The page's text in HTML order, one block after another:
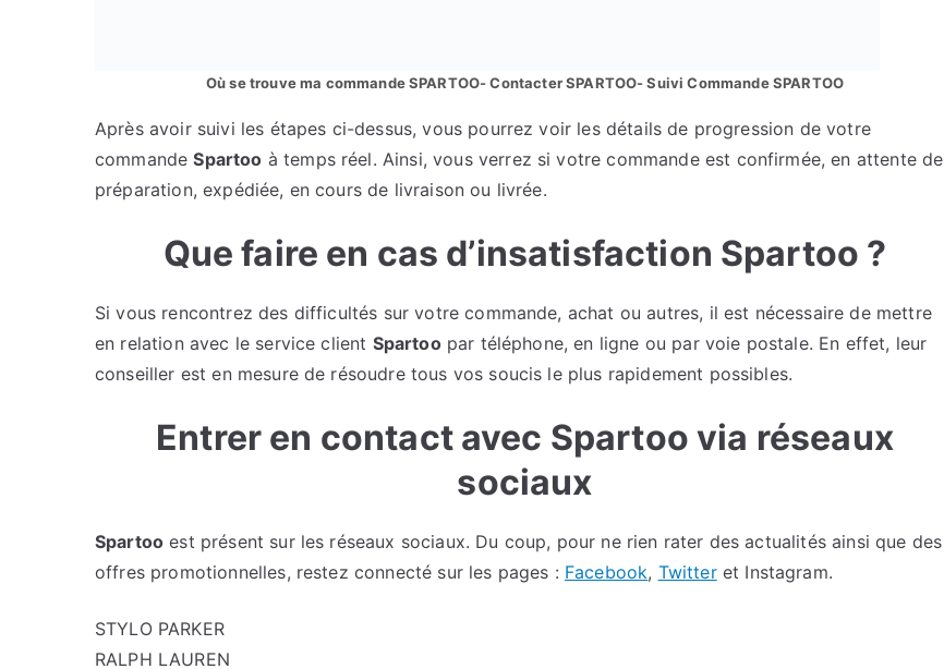
Où se trouve ma commande SPARTOO- Contacter SPARTOO- Suivi Commande SPARTOO
Après avoir suivi les étapes ci-dessus, vous pourrez voir les détails de progression de votre
commandeSpartoo à temps réel. Ainsi, vous verrez si votre commande est confirmée, en attente de
préparation, expédiée, en cours de livraison ou livrée.
Que faire en cas d’insatisfaction Spartoo ?
Si vous rencontrez des difficultés sur votre commande, achat ou autres, il est nécessaire de mettre
en relation avec le service client Spartoopar téléphone, en ligne ou par voie postale. En effet, leur
conseiller est en mesure de résoudre tous vos soucis le plus rapidement possibles.
Entrer en contact avec Spartoo via réseaux
sociaux
Spartoo est présent sur les réseaux sociaux. Du coup, pour ne rien rater des actualités ainsi que des
offres promotionnelles, restez connecté sur les pages : Facebook, Twitteret Instagram.
STYLO PARKER
RALPH LAUREN